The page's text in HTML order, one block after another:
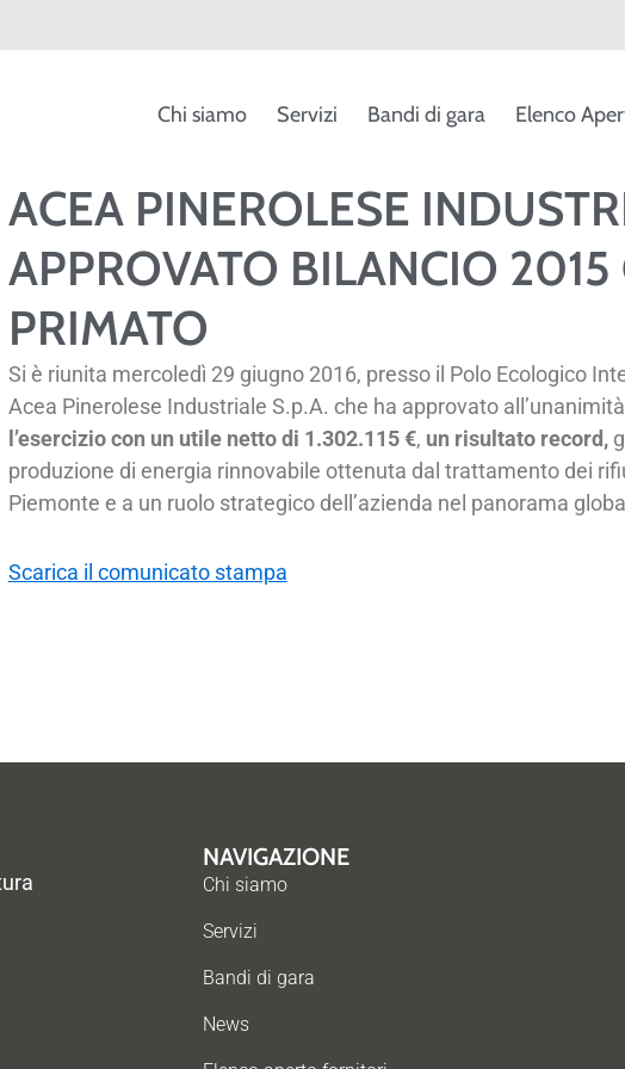
Chi siamo Servizi Bandi di gara Elenco
ACEA PINEROLESE
APPROVATO BILANCIO
PRIMATO
Si è riunita mercoledì 29 giugno 2016, presso il Polo Ecologico
Acea Pinerolese Industriale S.p.A. che ha approvato
l’esercizio con un utile netto di 1.302.115 €, un risultato record,
produzione di energia rinnovabile ottenuta dal trattamento dei
Piemonte e a un ruolo strategico dell’azienda nel panorama
Scarica il comunicato stampa
NAVIGAZIONE
Chi siamo
Servizi
Bandi di gara
News